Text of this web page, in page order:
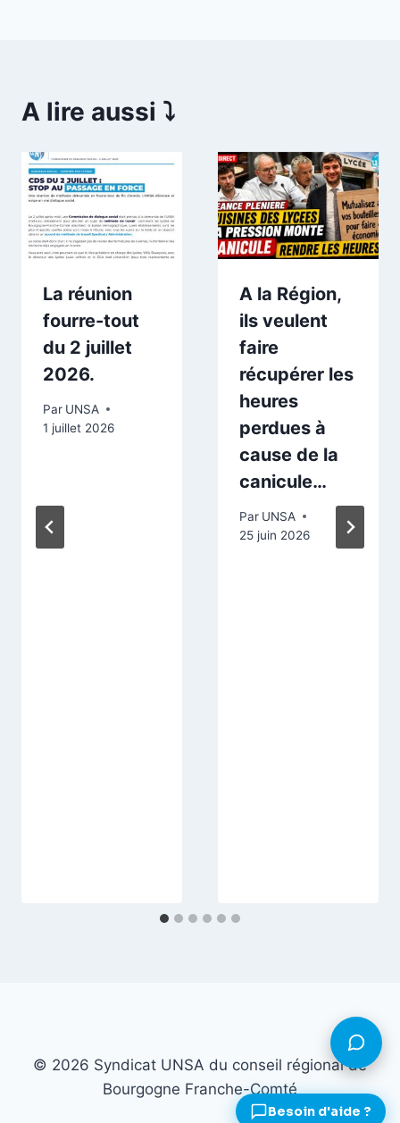
A lire aussi ⤵️
La réunion
fourre-tout
du 2 juillet
2026.
Par UNSA
1 juillet 2026
A la Région,
ils veulent
faire
récupérer les
heures
perdues à
cause de la
canicule…
Par UNSA
25 juin 2026
© 2026 Syndicat UNSA du conseil régional de
Bourgogne Franche-Comté